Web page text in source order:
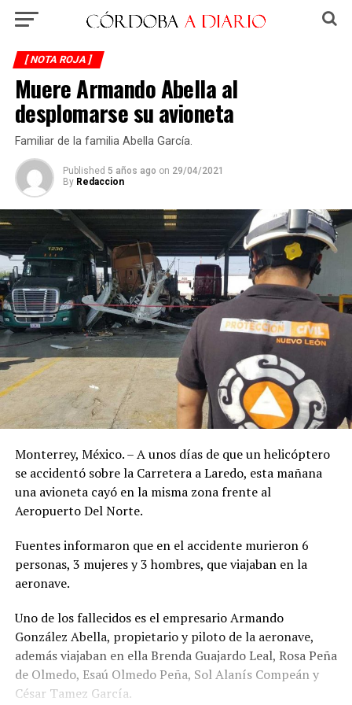
[ NOTA ROJA ]
Muere Armando Abella al
desplomarse su avioneta
Familiar de la familia Abella García.
Published 5 años ago on 29/04/2021
By Redaccion
Monterrey, México. – A unos días de que un helicóptero
se accidentó sobre la Carretera a Laredo, esta mañana
una avioneta cayó en la misma zona frente al
Aeropuerto Del Norte.
Fuentes informaron que en el accidente murieron 6
personas, 3 mujeres y 3 hombres, que viajaban en la
aeronave.
Uno de los fallecidos es el empresario Armando
González Abella, propietario y piloto de la aeronave,
además viajaban en ella Brenda Guajardo Leal, Rosa Peña
de Olmedo, Esaú Olmedo Peña, Sol Alanís Compeán y
César Tamez García.